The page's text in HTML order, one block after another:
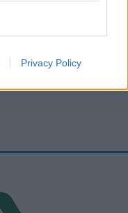
Privacy Policy